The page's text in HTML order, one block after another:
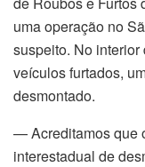
panel
panel
panel
panel
uma operação no
suspeito. No
veículos furtados,
desmontado.
— Acreditamos que
interestadual de